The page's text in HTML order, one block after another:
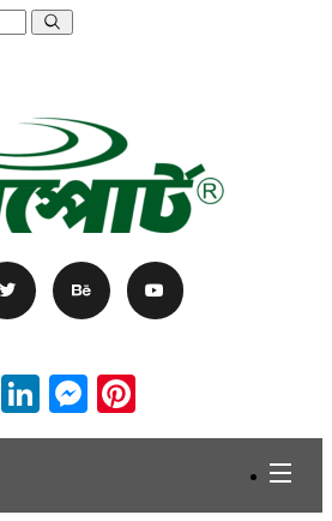
Telegram
LinkedIn
Messenger